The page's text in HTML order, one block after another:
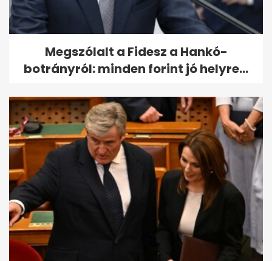
Megszólalt a Fidesz a Hankó-
botrányról: minden forint jó helyre...